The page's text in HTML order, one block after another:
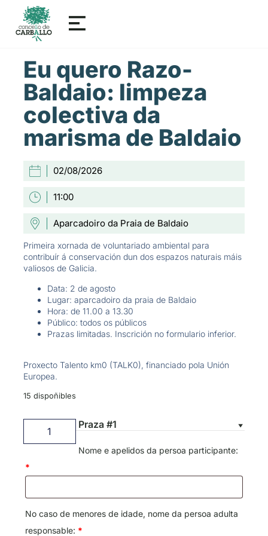
Eu quero Razo-
Baldaio: limpeza
colectiva da
marisma de Baldaio
02/08/2026
11:00
Aparcadoiro da Praia de Baldaio
Primeira xornada de voluntariado ambiental para
contribuír á conservación dun dos espazos naturais máis
valiosos de Galicia.
Data: 2 de agosto
Lugar: aparcadoiro da praia de Baldaio
Hora: de 11.00 a 13.30
Público: todos os públicos
Prazas limitadas. Inscrición no formulario inferior.
Proxecto Talento km0 (TALK0), financiado pola Unión
Europea.
15 dispoñibles
Praza #1
Nome e apelidos da persoa participante:
*
No caso de menores de idade, nome da persoa adulta
responsable: *